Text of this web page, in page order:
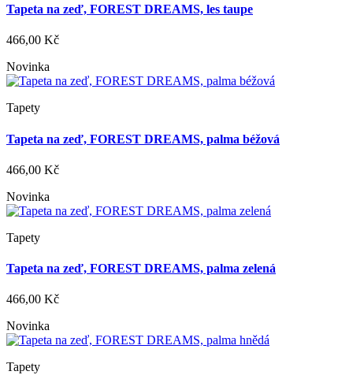
Tapeta na zeď, FOREST DREAMS, les taupe
466,00 Kč
Novinka
Tapety
Tapeta na zeď, FOREST DREAMS, palma béžová
466,00 Kč
Novinka
Tapety
Tapeta na zeď, FOREST DREAMS, palma zelená
466,00 Kč
Novinka
Tapety